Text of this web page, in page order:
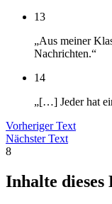
13
„Aus meiner
Nachrichten.“
14
„[…] Jeder hat
Vorheriger Text
Nächster Text
8
Inhalte dieses